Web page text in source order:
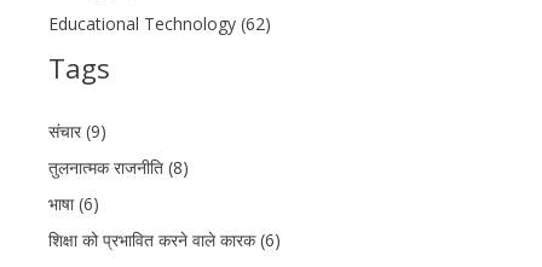
Educational Technology (62)
Tags
संचार (9)
तुलनात्मक राजनीति (8)
भाषा (6)
शिक्षा को प्रभावित करने वाले कारक (6)